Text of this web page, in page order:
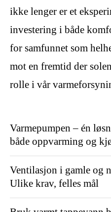
ikke lenger er et
investering i både
for samfunnet som
mot en fremtid der
rolle i vår
Varmepumpen – én
både oppvarming og
Ventilasjon i gamle og
Ulike krav, felles mål